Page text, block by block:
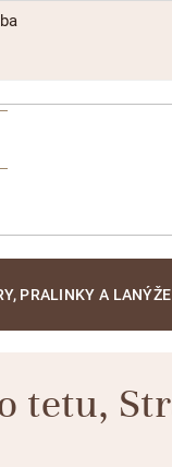
PRALINKY A LANÝŽE
tetu,